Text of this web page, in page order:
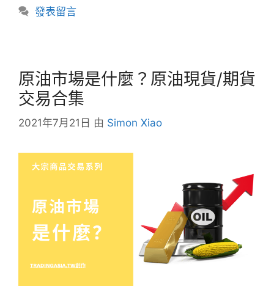
發表留言
原油市場是什麼？原油現貨/期貨
交易合集
2021年7月21日 由 Simon Xiao